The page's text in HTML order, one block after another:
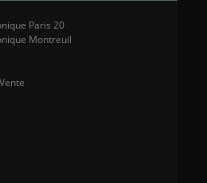
Paris 20
Montreuil